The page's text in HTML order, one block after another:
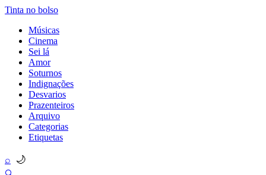
Tinta no bolso
Músicas
Cinema
Sei lá
Amor
Soturnos
Indignações
Desvarios
Prazenteiros
Arquivo
Categorias
Etiquetas
⌕ 🌙